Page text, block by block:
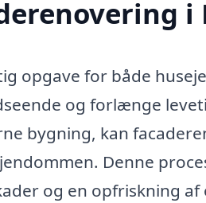
i
opgave for både
og forlænge
bygning, kan
Denne
og en opfriskning